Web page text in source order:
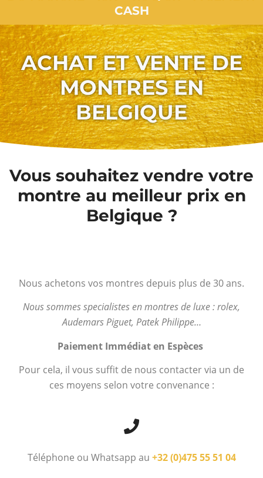
CASH
ACHAT ET VENTE DE
MONTRES EN
BELGIQUE
Vous souhaitez vendre votre
montre au meilleur prix en
Belgique ?
Nous achetons vos montres depuis plus de 30 ans.
Nous sommes specialistes en montres de luxe : rolex,
Audemars Piguet, Patek Philippe…
Paiement Immédiat en Espèces
Pour cela, il vous suffit de nous contacter via un de
ces moyens selon votre convenance :
Téléphone ou Whatsapp au +32 (0)475 55 51 04